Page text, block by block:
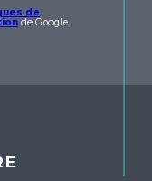
de
de Google